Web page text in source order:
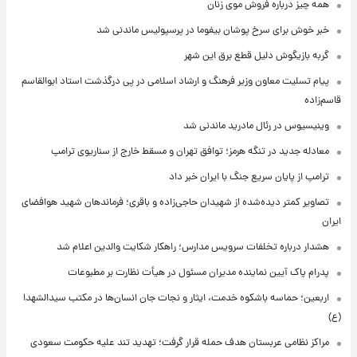
همه چیز درباره فروش موی زنان
خبر خوش برای سرخ پوشان بیفوما در پرسپولیس ماندنی شد
گربه بازیگوش دلیل قطع برق این شهر
پیام تسلیت معاون وزیر فرهنگ و ارشاد اسلامی در پی درگذشت استاد ابوالقاسم
قاسم‌زاده
وینیسیوس در رئال مادرید ماندنی شد
معادله جدید در تنگه هرمز؛ توافق تهران و مسقط خارج از سناریوی ترامپ
ترامپ از پایان سریع جنگ با ایران خبر داد
تصاویر کمتر دیده‌شده از شهیدان حاجی‌زاده و باقری؛ فرماندهان شهید هوافضای
ایران
هشدار درباره تخلفات سرویس مدارس؛ راهکار شکایت والدین اعلام شد
پدرام پاک آیین نماینده مدیران مسئول در هیأت نظارت بر مطبوعات
اربعین؛ حماسه باشکوه خدمت، ایثار و نجات جان انسان‌ها در مکتب سیدالشهدا
(ع)
مراکز نظامی عربستان هدف حمله قرار گرفت؛ تهدید تند علیه حکومت سعودی